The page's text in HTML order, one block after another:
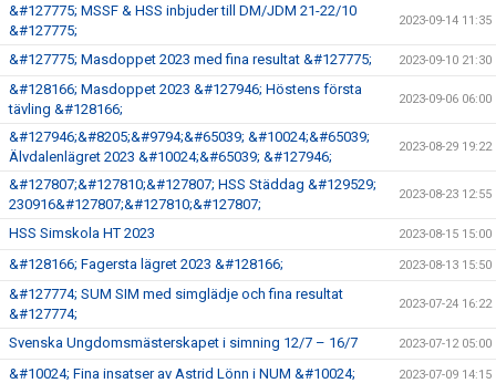
&#127775; MSSF & HSS inbjuder till DM/JDM 21-22/10
&#127775;
2023-09-14 11:35
&#127775; Masdoppet 2023 med fina resultat &#127775; 2023-09-10 21:30
&#128166; Masdoppet 2023 &#127946; Höstens första
tävling &#128166;
2023-09-06 06:00
&#127946;&#8205;&#9794;&#65039; &#10024;&#65039;
Älvdalenlägret 2023 &#10024;&#65039; &#127946;
2023-08-29 19:22
&#127807;&#127810;&#127807; HSS Städdag &#129529;
230916&#127807;&#127810;&#127807;
2023-08-23 12:55
HSS Simskola HT 2023 2023-08-15 15:00
&#128166; Fagersta lägret 2023 &#128166; 2023-08-13 15:50
&#127774; SUM SIM med simglädje och fina resultat
&#127774;
2023-07-24 16:22
Svenska Ungdomsmästerskapet i simning 12/7 – 16/7 2023-07-12 05:00
&#10024; Fina insatser av Astrid Lönn i NUM &#10024; 2023-07-09 14:15